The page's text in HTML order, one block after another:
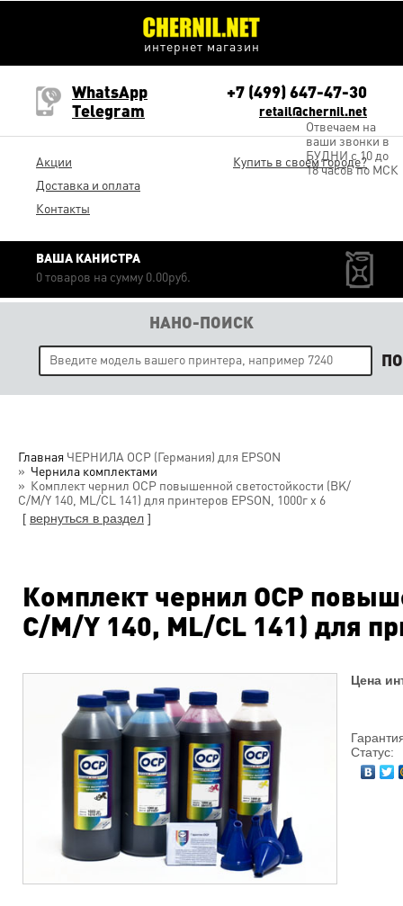
интернет магазин
Акции
Доставка и оплата
Контакты
WhatsApp
Telegram
retail@chernil.net
+7 (499) 647-47-30
Отвечаем на
ваши звонки в
БУДНИ с 10 до
18 часов по МСК
Купить в своем городе?
ВАША КАНИСТРА
0 товаров на сумму 0.00руб.
НАНО-ПОИСК
Главная ЧЕРНИЛА OCP (Германия) для EPSON
Чернила комплектами
Комплект чернил OCP повышенной светостойкости (BK/
С/M/Y 140, ML/CL 141) для принтеров EPSON, 1000г х 6
[ вернуться в раздел ]
Комплект чернил OCP
С/M/Y 140, ML/CL 141) для
Цена
Статус: